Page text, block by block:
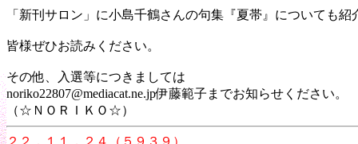
「新刊サロン」に小島千鶴さんの句集『夏帯』についても紹
皆様ぜひお読みください。
その他、入選等につきましては
noriko22807@mediacat.ne.jp伊藤範子までお知らせください。
（☆ＮＯＲＩＫＯ☆）
２２．１１．２４（５９３９）